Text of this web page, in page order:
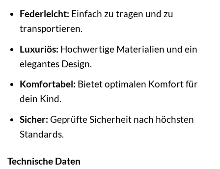
Federleicht: Einfach zu tragen und zu
transportieren.
Luxuriös: Hochwertige Materialien und ein
elegantes Design.
Komfortabel: Bietet optimalen Komfort für
dein Kind.
Sicher: Geprüfte Sicherheit nach höchsten
Standards.
Technische Daten